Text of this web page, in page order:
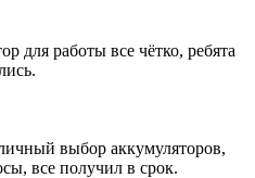
для работы все чётко, ребята
выбор аккумуляторов,
все получил в срок.